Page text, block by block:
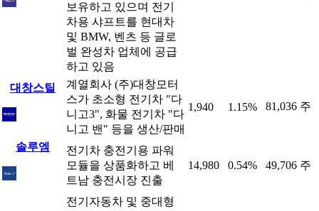
보유하고 있으며 전기
차용 샤프트를 현대차
및 BMW, 벤츠 등 글로
벌 완성차 업체에 공급
하고 있음
대창스틸
계열회사 (주)대창모터
스가 초소형 전기차 "다
니고3", 화물 전기차 "다
니고 밴" 등을 생산/판매
1,940 1.15% 81,036 주
솔루엠
전기차 충전기용 파워
모듈을 상품화하고 베
트남 충전시장 진출
14,980 0.54% 49,706 주
전기자동차 및 중대형